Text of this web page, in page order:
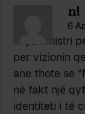
n!
6
Kryeministri
per vizionin
ane thote se
në fakt një
identiteti i të